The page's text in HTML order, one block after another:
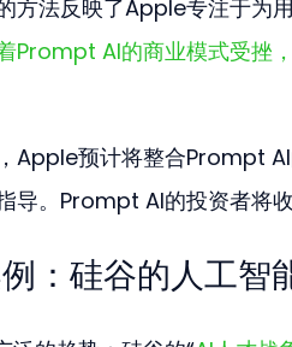
方法反映了Apple专注于为
Prompt AI的商业模式受挫
Apple预计将整合Prompt
导。Prompt AI的投资者将
：硅谷的人工智